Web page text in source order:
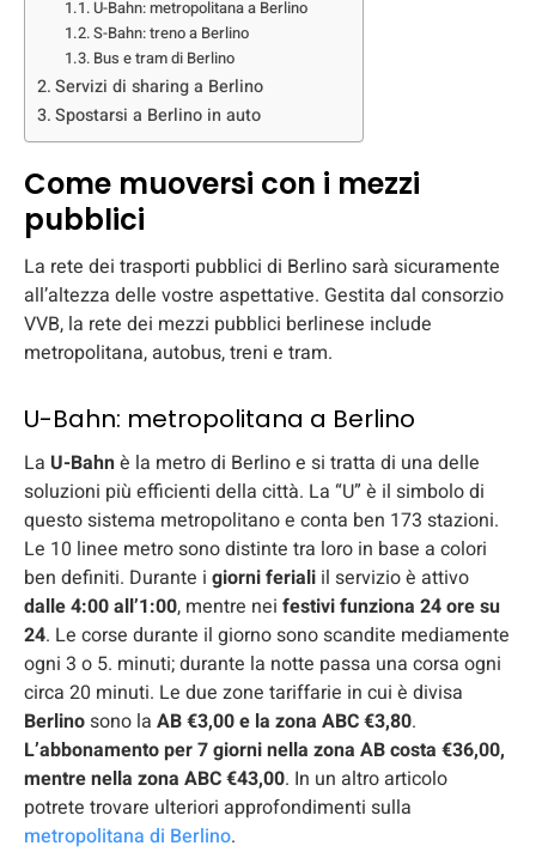
U-Bahn: metropolitana a Berlino
S-Bahn: treno a Berlino
Bus e tram di Berlino
Servizi di sharing a Berlino
Spostarsi a Berlino in auto
Come muoversi con i mezzi
pubblici
La rete dei trasporti pubblici di Berlino sarà sicuramente
all’altezza delle vostre aspettative. Gestita dal consorzio
VVB, la rete dei mezzi pubblici berlinese include
metropolitana, autobus, treni e tram.
U-Bahn: metropolitana a Berlino
La U-Bahnè la metro di Berlino e si tratta di una delle
soluzioni più efficienti della città. La “U” è il simbolo di
questo sistema metropolitano e conta ben 173 stazioni.
Le 10 linee metro sono distinte tra loro in base a colori
ben definiti. Durante i giorni feriali il servizio è attivo
dalle 4:00 all’1:00, mentre nei festivifunziona 24 ore su
24. Le corse durante il giorno sono scandite mediamente
ogni 3 o 5. minuti; durante la notte passa una corsa ogni
circa 20 minuti. Le due zone tariffarie in cui è divisa
Berlinosono la AB €3,00 e la zona ABC €3,80.
L’abbonamento per 7 giorni nella zona AB costa €36,00,
mentre nella zona ABC €43,00. In un altro articolo
potrete trovare ulteriori approfondimenti sulla
metropolitana di Berlino.